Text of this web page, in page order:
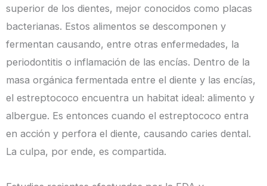
superior de los dientes, mejor conocidos como placas
bacterianas. Estos alimentos se descomponen y
fermentan causando, entre otras enfermedades, la
periodontitis o inflamación de las encías. Dentro de la
masa orgánica fermentada entre el diente y las encías,
el estreptococo encuentra un habitat ideal: alimento y
albergue. Es entonces cuando el estreptococo entra
en acción y perfora el diente, causando caries dental.
La culpa, por ende, es compartida.